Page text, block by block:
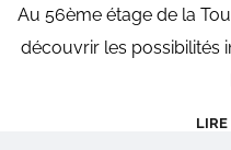
Au 56ème étage de la
découvrir les possibilités